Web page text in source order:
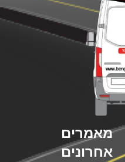
מאמרים
אחרונים